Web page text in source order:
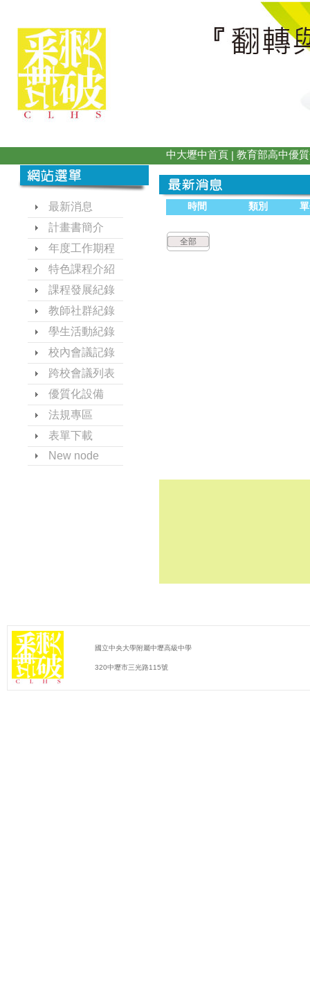
中大壢中首頁 | 教育部高中優
最新消息
計畫書簡介
年度工作期程
特色課程介紹
課程發展紀錄
教師社群紀錄
學生活動紀錄
校內會議記錄
跨校會議列表
優質化設備
法規專區
表單下載
New node
時間 類別
全部
國立中央大學附屬中壢高級中學
320中壢市三光路115號